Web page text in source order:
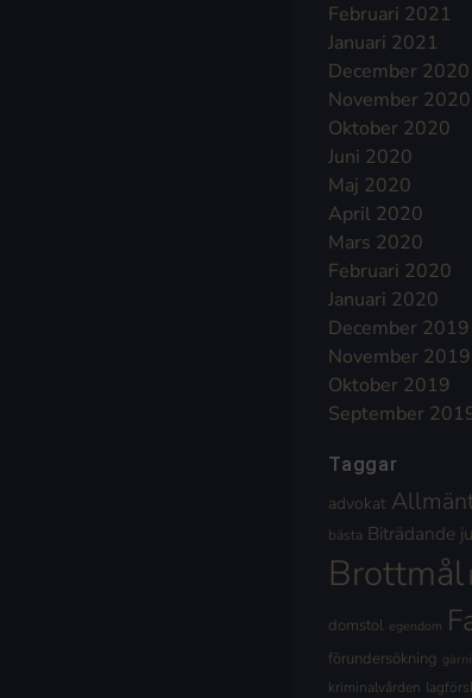
Februari 2021
Januari 2021
December 2020
November 2020
Oktober 2020
Juni 2020
Maj 2020
April 2020
Mars 2020
Februari 2020
Januari 2020
December 2019
November 2019
Oktober 2019
September
Taggar
advokat
bästa Biträdande
Brottmål
domstol egendom
förundersökning
kriminalvården